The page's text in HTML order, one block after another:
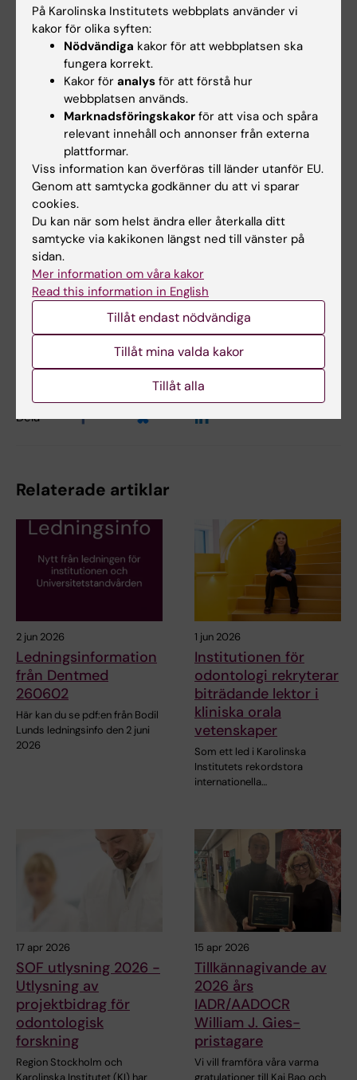
specialiserad barntandvård, där jag
kombinerar forskning, undervisning och
kliniskt arbete.
Framåt vill jag fortsätta utveckla forskning
kring prevention och jämlik munhälsa för barn,
särskilt för grupper med hög risk för karies.
Jag hoppas också kunna bidra till fortsatt
samverkan mellan tandvård och andra
verksamheter som arbetar med barns hälsa
och utveckling
Tags
Odontologi
Uppdaterad av:
2026-05-21
Dela
Relaterade artiklar
2 jun 2026
Ledningsinformation
från Dentmed
260602
Här kan du se pdf:en från Bodil
Lunds ledningsinfo den 2 juni
2026
1 jun 2026
Institutionen för
odontologi rekryterar
biträdande lektor i
kliniska orala
vetenskaper
Som ett led i Karolinska
Institutets rekordstora
internationella…
17 apr 2026
SOF utlysning 2026 -
Utlysning av
projektbidrag för
odontologisk
forskning
Region Stockholm och
15 apr 2026
Tillkännagivande av
2026 års
IADR/AADOCR
William J. Gies-
pristagare
Vi vill framföra våra varma
På Karolinska Institutets webbplats använder vi
kakor för olika syften:
Nödvändiga kakor för att webbplatsen ska
fungera korrekt.
Kakor för analys för att förstå hur
webbplatsen används.
Marknadsföringskakor för att visa och spåra
relevant innehåll och annonser från externa
plattformar.
Viss information kan överföras till länder utanför EU.
Genom att samtycka godkänner du att vi sparar
cookies.
Du kan när som helst ändra eller återkalla ditt
samtycke via kakikonen längst ned till vänster på
sidan.
Mer information om våra kakor
Read this information in English
Tillåt endast nödvändiga
Tillåt mina valda kakor
Tillåt alla